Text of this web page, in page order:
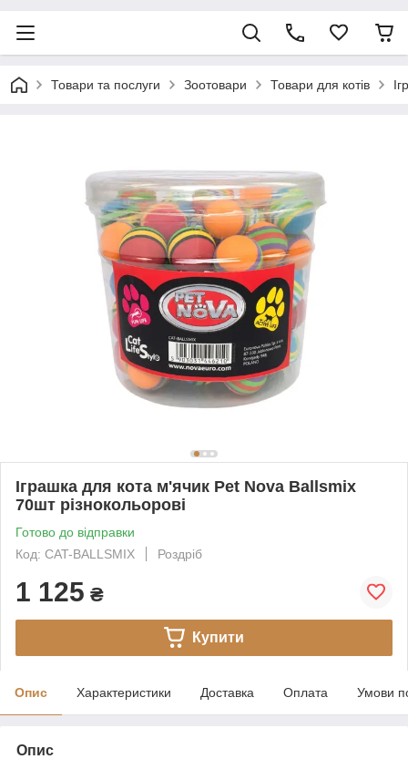
Товари та послуги Зоотовари Товари для котів
Іграшка для кота м'ячик Pet Nova Ballsmix
70шт різнокольорові
Готово до відправки
Код: CAT-BALLSMIX
Роздріб
1 125 ₴
Купити
Опис Характеристики Доставка Оплата Умови
Опис